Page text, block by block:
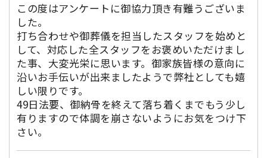
この度はアンケートに御協力頂き有難うございま
した。
打ち合わせや御葬儀を担当したスタッフを始めと
して、対応した全スタッフをお褒めいただけまし
た事、大変光栄に思います。御家族皆様の意向に
沿いお手伝いが出来ましたようで弊社としても嬉
しい限りです。
49日法要、御納骨を終えて落ち着くまでもう少し
有りますので体調を崩さないようにお気をつけ下
さい。